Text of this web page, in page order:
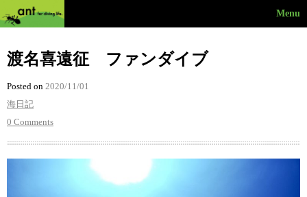
Menu
渡名喜遠征 ファンダイブ
Posted on 2020/11/01
海日記
0 Comments